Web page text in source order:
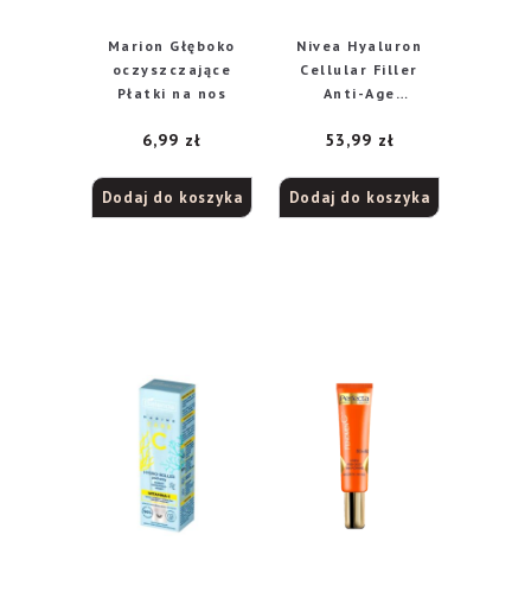
Marion Głęboko
oczyszczające
Płatki na nos
6,99 zł
Dodaj do koszyka
Nivea Hyaluron
Cellular Filler
Anti-Age
pod oczy, 15 ml
53,99 zł
Dodaj do koszyka